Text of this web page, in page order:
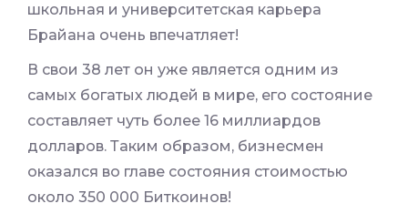
школьная и университетская карьера
Брайана очень впечатляет!
В свои 38 лет он уже является одним из
самых богатых людей в мире, его состояние
составляет чуть более 16 миллиардов
долларов. Таким образом, бизнесмен
оказался во главе состояния стоимостью
около 350 000 Биткоинов!